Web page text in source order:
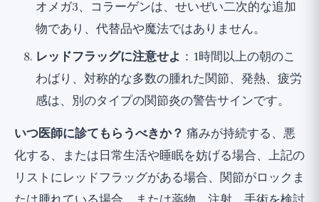
オメガ3、コラーゲンは、せいぜい二次的な追加
物であり、代替品や魔法ではありません。
レッドフラッグに注意せよ ：1時間以上の朝のこ
わばり、対称的な多数の腫れた関節、発熱、疲労
感は、別のタイプの関節炎の警告サインです。
いつ医師に診てもらうべきか？ 痛みが持続する、悪
化する、または日常生活や睡眠を妨げる場合、上記の
リストにレッドフラッグがある場合、関節がロックま